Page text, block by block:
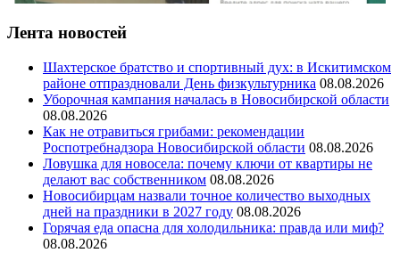
Лента новостей
Шахтерское братство и спортивный дух: в Искитимском
районе отпраздновали День физкультурника 08.08.2026
Уборочная кампания началась в Новосибирской области
08.08.2026
Как не отравиться грибами: рекомендации
Роспотребнадзора Новосибирской области 08.08.2026
Ловушка для новосела: почему ключи от квартиры не
делают вас собственником 08.08.2026
Новосибирцам назвали точное количество выходных
дней на праздники в 2027 году 08.08.2026
Горячая еда опасна для холодильника: правда или миф?
08.08.2026